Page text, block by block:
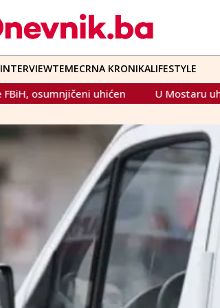
INTERVIEWTEMECRNA KRONIKALIFESTYLE
U Mostaru uhićen muškarac zbog